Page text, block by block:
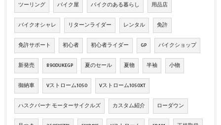
ツーリング バイク屋 バイクのある暮らし 用品店
バイクオシャレ リターンライダー レンタル 免許
免許サポート 初心者 初心者ライダー GP バイクショップ
新発売 890DUKEGP 夏のセール 夏物 半袖 小物
御納車 Vストローム1050 Vストローム1050XT
ハスクバーナ モーターサイクルズ カスタム紹介 ローダウン